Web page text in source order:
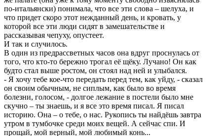
по-итальянски) понимала, что все эти слова – шелуха, и
что придет скоро этот нежданный день, и кровать, у
которой все эти люди сидят в замешательстве и
рассказывая чепуху, опустеет.
И так и случилось.
В один из предрассветных часов она вдруг проснулась от
того, что кто-то бережно трогал её щёку. Лучано! Он как
будто стал выше ростом, он стоял над ней и улыбался.
- Я хочу тебе кое-что передать перед тем, как уйду, - сказал
он своим обычным, не сиплым, как было во время
болезни, голосом, - долгое лежание в постели было мне
скучно – ты знаешь, и я все это время писал. Я писал
историю. Она – о тебе, о нас. Рукопись ты найдёшь завтра
утром в тумбочке среди моих вещей. А сейчас спи. И
прощай, мой верный, мой любимый конь...